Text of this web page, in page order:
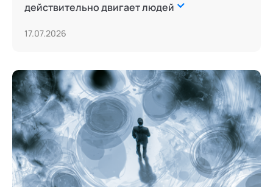
действительно двигает людей
17.07.2026